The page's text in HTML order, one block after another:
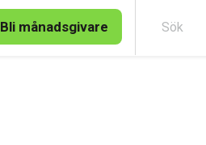
Bli månadsgivare